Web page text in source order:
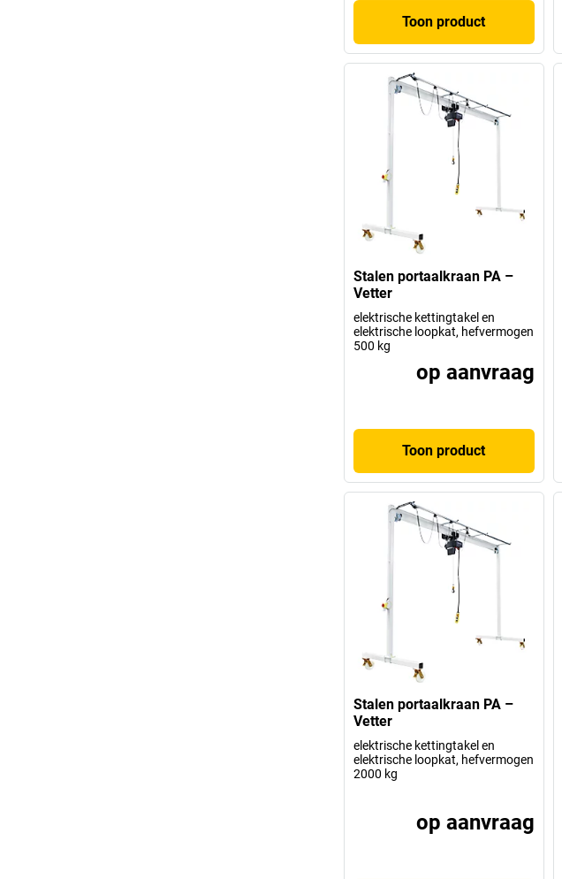
Toon product
Stalen portaalkraan PA –
Vetter
elektrische kettingtakel en
elektrische loopkat, hefvermogen
500 kg
op aanvraag
Toon product
Stalen portaalkraan PA –
Vetter
elektrische kettingtakel en
elektrische loopkat, hefvermogen
2000 kg
op aanvraag